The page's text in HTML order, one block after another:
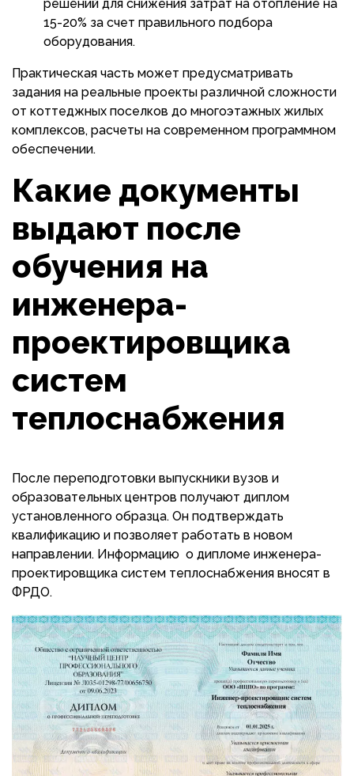
решений для снижения затрат на отопление на
15-20% за счет правильного подбора
оборудования.
Практическая часть может предусматривать
задания на реальные проекты различной сложности
от коттеджных поселков до многоэтажных жилых
комплексов, расчеты на современном программном
обеспечении.
Какие документы
выдают после
обучения на
инженера-
проектировщика
систем
теплоснабжения
После переподготовки выпускники вузов и
образовательных центров получают диплом
установленного образца. Он подтверждать
квалификацию и позволяет работать в новом
направлении. Информацию о дипломе инженера-
проектировщика систем теплоснабжения вносят в
ФРДО.